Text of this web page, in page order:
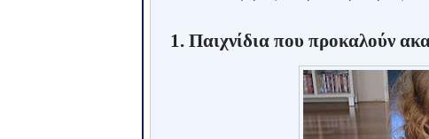
1. Παιχνίδια που προκαλούν